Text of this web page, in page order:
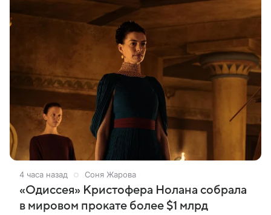
4 часа назад Соня Жарова
«Одиссея» Кристофера Нолана собрала
в мировом прокате более $1 млрд